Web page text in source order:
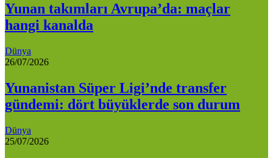
Yunan takımları Avrupa’da: maçlar
hangi kanalda
Dünya
26/07/2026
Yunanistan Süper Ligi’nde transfer
gündemi: dört büyüklerde son durum
Dünya
25/07/2026